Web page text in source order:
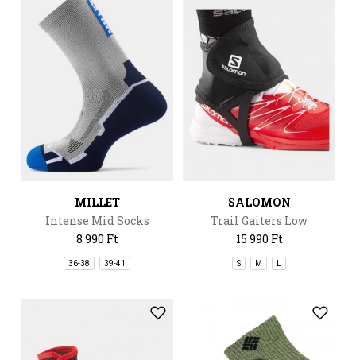
MILLET
Intense Mid Socks
8 990 Ft
36-38 39-41
SALOMON
Trail Gaiters Low
15 990 Ft
S M